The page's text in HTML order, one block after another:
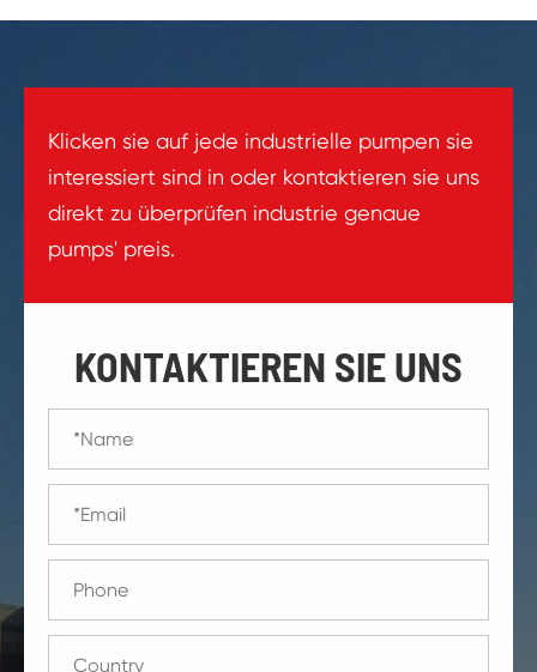
Klicken sie auf jede industrielle pumpen sie
interessiert sind in oder kontaktieren sie uns
direkt zu überprüfen industrie genaue
pumps' preis.
KONTAKTIEREN SIE UNS